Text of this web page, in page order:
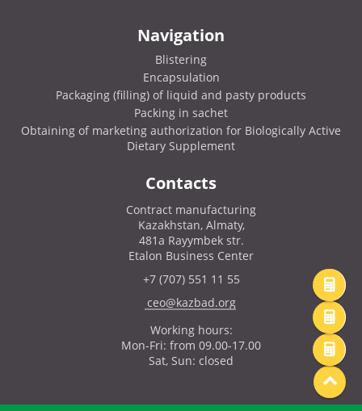
Navigation
Blistering
Encapsulation
Packaging (filling) of liquid and pasty products
Packing in sachet
Obtaining of marketing authorization for Biologically Active
Dietary Supplement
Contacts
Contract manufacturing
Kazakhstan, Almaty,
481a Rayymbek str.
Etalon Business Center
+7 (707) 551 11 55
ceo@kazbad.org
Working hours:
Mon-Fri: from 09.00-17.00
Sat, Sun: closed